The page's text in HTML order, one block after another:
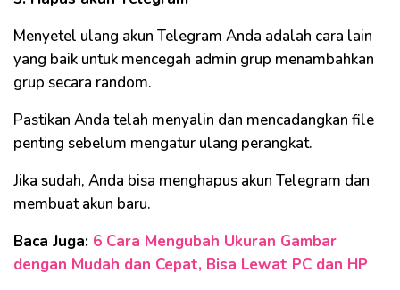
Menyetel ulang akun Telegram Anda adalah cara lain
yang baik untuk mencegah admin grup menambahkan
grup secara random.
Pastikan Anda telah menyalin dan mencadangkan file
penting sebelum mengatur ulang perangkat.
Jika sudah, Anda bisa menghapus akun Telegram dan
membuat akun baru.
Baca Juga: 6 Cara Mengubah Ukuran Gambar
dengan Mudah dan Cepat, Bisa Lewat PC dan HP